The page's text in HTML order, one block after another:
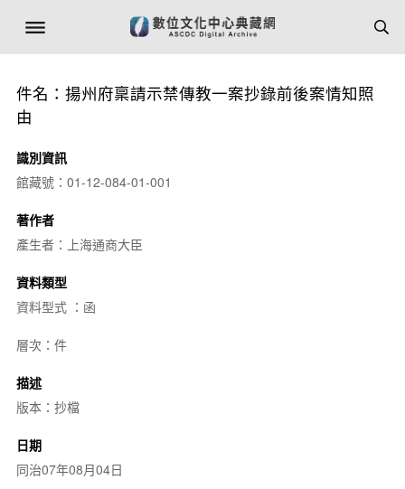
件名：揚州府稟請示禁傳教一案抄錄前後案情知照
由
識別資訊
館藏號：01-12-084-01-001
著作者
產生者：上海通商大臣
資料類型
資料型式 ：函
層次：件
描述
版本：抄檔
日期
同治07年08月04日